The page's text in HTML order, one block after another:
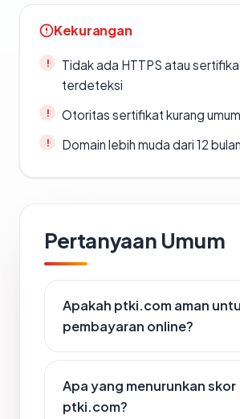
Kekurangan
Tidak ada HTTPS atau
terdeteksi
Otoritas sertifikat kurang umum
Domain lebih muda dari 12 bulan
Pertanyaan Umum
Apakah ptki.com aman
pembayaran online?
Apa yang menurunkan skor
ptki.com?